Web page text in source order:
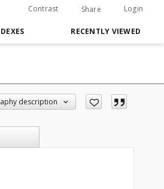
Contrast Share Login
RECENTLY VIEWED
description